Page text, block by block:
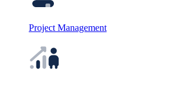
Project Management